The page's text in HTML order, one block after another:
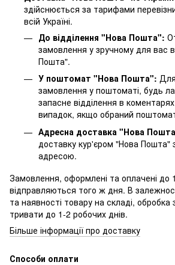
здійснюється за тарифами
всій Україні.
До відділення "Нова Пошта":
замовлення у зручному для вас
Пошта".
У поштомат "Нова Пошта":
замовлення у поштоматі, будь
запасне відділення в
випадок, якщо обраний
Адресна доставка "Нова
доставку кур'єром "Нова Пошта"
адресою.
Замовлення, оформлені та оплачені до
відправляються того ж дня. В
та наявності товару на складі,
тривати до 1-2 робочих днів.
Більше інформації про доставку
Способи оплати